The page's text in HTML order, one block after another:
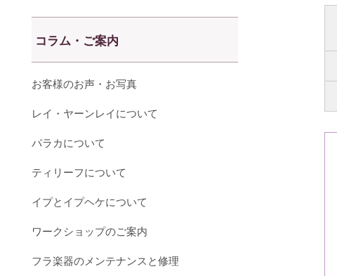
コラム・ご案内
お客様のお声・お写真
レイ・ヤーンレイについて
パラカについて
ティリーフについて
イプとイプヘケについて
ワークショップのご案内
フラ楽器のメンテナンスと修理